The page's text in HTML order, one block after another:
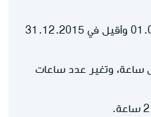
عامل بدأ العمل في 01.01.2014 وأقيل في 31.12.2015
ساعة، وتغير عدد ساعات